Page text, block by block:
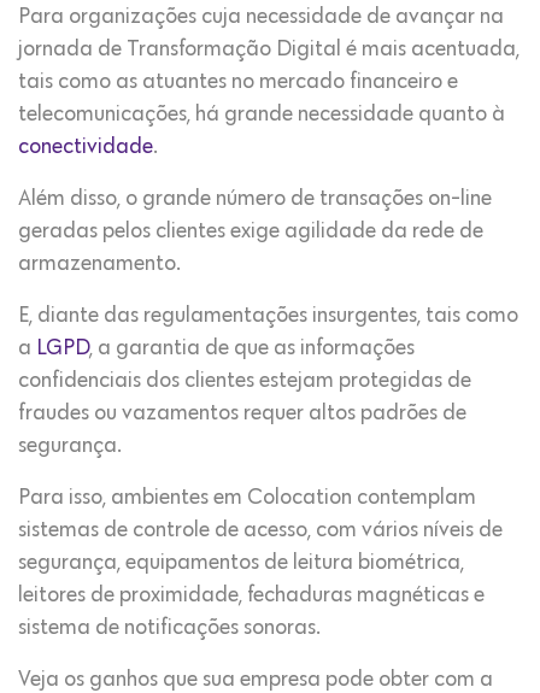
Para organizações cuja necessidade de avançar na
jornada de Transformação Digital é mais acentuada,
tais como as atuantes no mercado financeiro e
telecomunicações, há grande necessidade quanto à
conectividade.
Além disso, o grande número de transações on-line
geradas pelos clientes exige agilidade da rede de
armazenamento.
E, diante das regulamentações insurgentes, tais como
a LGPD, a garantia de que as informações
confidenciais dos clientes estejam protegidas de
fraudes ou vazamentos requer altos padrões de
segurança.
Para isso, ambientes em Colocation contemplam
sistemas de controle de acesso, com vários níveis de
segurança, equipamentos de leitura biométrica,
leitores de proximidade, fechaduras magnéticas e
sistema de notificações sonoras.
Veja os ganhos que sua empresa pode obter com a